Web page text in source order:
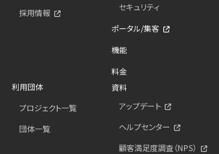
採用情報
セキュリティ
ポータル/集客
機能
料金
利用団体
プロジェクト一覧
団体一覧
資料
アップデート
ヘルプセンター
顧客満足度調査（NPS）